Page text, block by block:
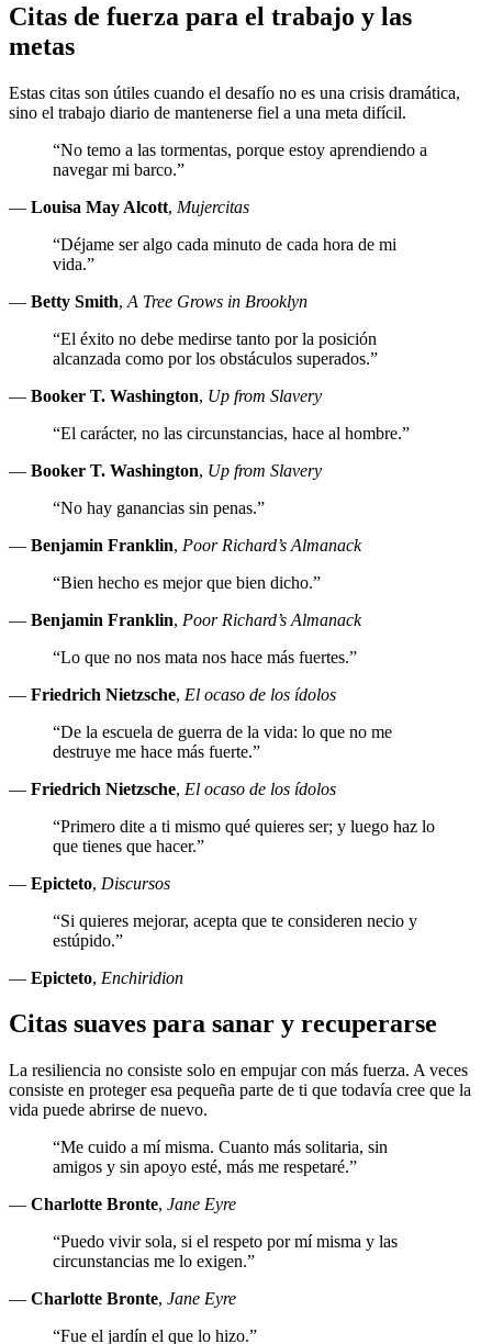
Citas de fuerza para el trabajo y las
metas
Estas citas son útiles cuando el desafío no es una crisis dramática,
sino el trabajo diario de mantenerse fiel a una meta difícil.
“No temo a las tormentas, porque estoy aprendiendo a
navegar mi barco.”
— Louisa May Alcott, Mujercitas
“Déjame ser algo cada minuto de cada hora de mi
vida.”
— Betty Smith, A Tree Grows in Brooklyn
“El éxito no debe medirse tanto por la posición
alcanzada como por los obstáculos superados.”
— Booker T. Washington, Up from Slavery
“El carácter, no las circunstancias, hace al hombre.”
— Booker T. Washington, Up from Slavery
“No hay ganancias sin penas.”
— Benjamin Franklin, Poor Richard’s Almanack
“Bien hecho es mejor que bien dicho.”
— Benjamin Franklin, Poor Richard’s Almanack
“Lo que no nos mata nos hace más fuertes.”
— Friedrich Nietzsche, El ocaso de los ídolos
“De la escuela de guerra de la vida: lo que no me
destruye me hace más fuerte.”
— Friedrich Nietzsche, El ocaso de los ídolos
“Primero dite a ti mismo qué quieres ser; y luego haz lo
que tienes que hacer.”
— Epicteto, Discursos
“Si quieres mejorar, acepta que te consideren necio y
estúpido.”
— Epicteto, Enchiridion
Citas suaves para sanar y recuperarse
La resiliencia no consiste solo en empujar con más fuerza. A veces
consiste en proteger esa pequeña parte de ti que todavía cree que la
vida puede abrirse de nuevo.
“Me cuido a mí misma. Cuanto más solitaria, sin
amigos y sin apoyo esté, más me respetaré.”
— Charlotte Bronte, Jane Eyre
“Puedo vivir sola, si el respeto por mí misma y las
circunstancias me lo exigen.”
— Charlotte Bronte, Jane Eyre
“Fue el jardín el que lo hizo.”